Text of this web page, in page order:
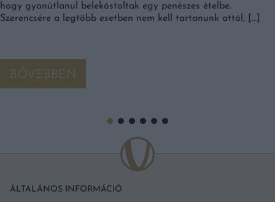
hogy gyanútlanul belekóstoltak egy penészes ételbe.
Szerencsére a legtöbb esetben nem kell tartanunk attól, […]
BŐVEBBEN
ÁLTALÁNOS INFORMÁCIÓ